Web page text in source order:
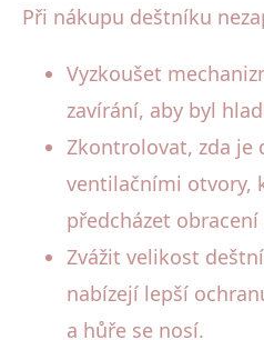
Při nákupu deštníku
Vyzkoušet
zavírání, aby byl
Zkontrolovat, zda je
ventilačními otvory,
předcházet
Zvážit velikost
nabízejí lepší
a hůře se nosí.